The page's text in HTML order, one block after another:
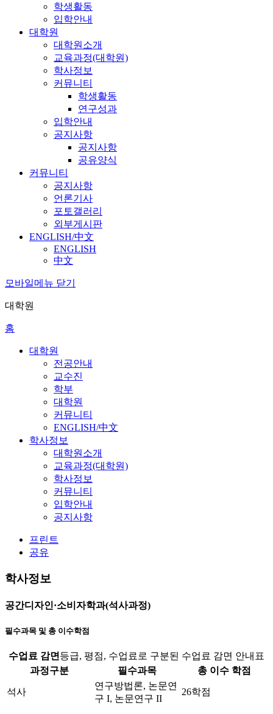
학생활동
입학안내
대학원
대학원소개
교육과정(대학원)
학사정보
커뮤니티
학생활동
연구성과
입학안내
공지사항
공지사항
공유양식
커뮤니티
공지사항
언론기사
포토갤러리
외부게시판
ENGLISH/中文
ENGLISH
中文
모바일메뉴 닫기
대학원
홈
대학원
전공안내
교수진
학부
대학원
커뮤니티
ENGLISH/中文
학사정보
대학원소개
교육과정(대학원)
학사정보
커뮤니티
입학안내
공지사항
프린트
공유
학사정보
공간디자인·소비자학과(석사과정)
필수과목 및 총 이수학점
수업료 감면 등급, 평점, 수업료로 구분된 수업료 감면 안내표
과정구분
필수과목 총 이수 학점
석사
연구방법론, 논문연
구 I, 논문연구 II
26학점